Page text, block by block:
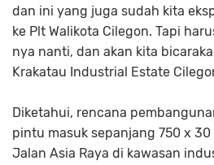
dan ini yang juga sudah kita
ke Plt Walikota Cilegon. Tapi
nya nanti, dan akan kita
Krakatau Industrial Estate
Diketahui, rencana
pintu masuk sepanjang 750 x
Jalan Asia Raya di kawasan